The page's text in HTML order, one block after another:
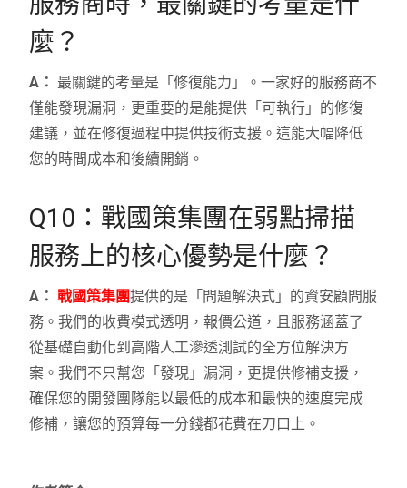
麼？
A： 最關鍵的考量是「修復能力」。一家好的服務商不
僅能發現漏洞，更重要的是能提供「可執行」的修復
建議，並在修復過程中提供技術支援。這能大幅降低
您的時間成本和後續開銷。
Q10：戰國策集團在弱點掃描
服務上的核心優勢是什麼？
A： 戰國策集團提供的是「問題解決式」的資安顧問服
務。我們的收費模式透明，報價公道，且服務涵蓋了
從基礎自動化到高階人工滲透測試的全方位解決方
案。我們不只幫您「發現」漏洞，更提供修補支援，
確保您的開發團隊能以最低的成本和最快的速度完成
修補，讓您的預算每一分錢都花費在刀口上。